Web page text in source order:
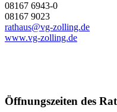
08167 6943-0
08167 9023
rathaus@vg-zolling.de
www.vg-zolling.de
Öffnungszeiten des